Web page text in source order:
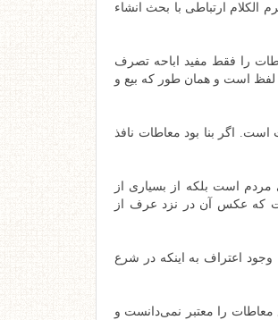
الکلام ارتباطی با بحث انشاء
را فقط مفید اباحه تصرف
لفظ است و همان طور که بیع و
اگر بنا بود معاطات نافذ
مردم است بلکه از بسیاری از
که عکس آن در نزد عرف از
اعتراف به اینکه در شرع
را معتبر نمی‌دانست و